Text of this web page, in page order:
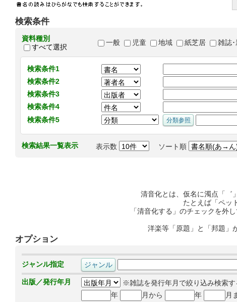
検索条件
資料種別
すべて選択
一般 児童 地域 紙芝居 雑誌･
検索条件1
検索条件2
検索条件3
検索条件4
検索条件5
検索結果一覧表示 表示数 ソート順
清音化とは、仮名に濁点「゛
たとえば「ペッ
「清音化する」のチェックを外
洋楽等「原題」と「邦題」
オプション
ジャンル指定
出版／発行年月
※雑誌を発行年月で絞り込み検索す
年
月から 年 月